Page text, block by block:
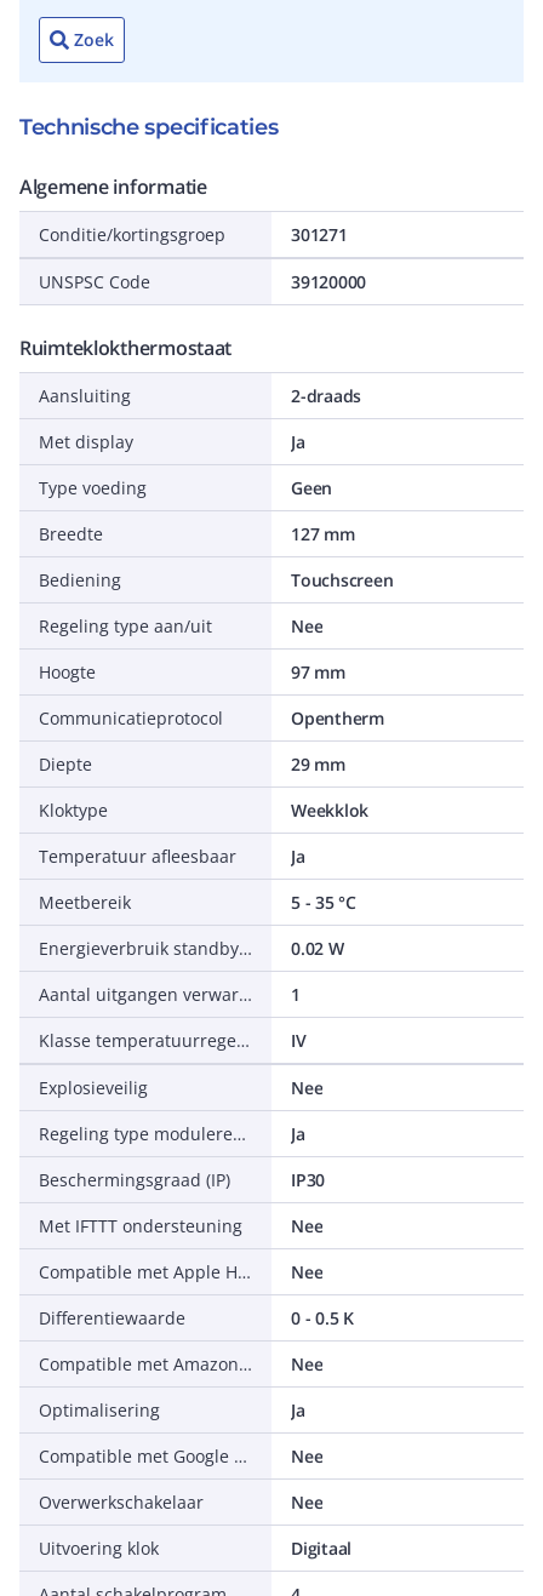
Zoek
Technische specificaties
Algemene informatie
Conditie/kortingsgroep 301271
UNSPSC Code 39120000
Ruimteklokthermostaat
Aansluiting
2-draads
Met display
Ja
Type voeding
Geen
Breedte
127 mm
Bediening
Touchscreen
Regeling type aan/uit
Nee
Hoogte
97 mm
Communicatieprotocol
Opentherm
Diepte
29 mm
Kloktype
Weekklok
Temperatuur afleesbaar
Ja
Meetbereik
5 - 35 °C
Energieverbruik standby (solstandby)
0.02 W
Aantal uitgangen verwarming
1
Klasse temperatuurregelaar
IV
Explosieveilig
Nee
Regeling type modulerend
Ja
Beschermingsgraad (IP)
IP30
Met IFTTT ondersteuning
Nee
Compatible met Apple HomeKit
Nee
Differentiewaarde
0 - 0.5 K
Compatible met Amazon Alexa
Nee
Optimalisering
Ja
Compatible met Google Assistant
Nee
Overwerkschakelaar
Nee
Uitvoering klok
Digitaal